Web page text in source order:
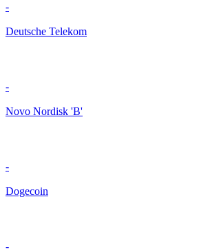
-
Deutsche Telekom
-
Novo Nordisk 'B'
-
Dogecoin
-